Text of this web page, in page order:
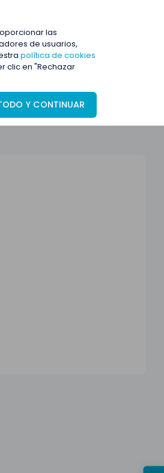
las
de usuarios,
política de cookies
clic en "Rechazar
Y CONTINUAR